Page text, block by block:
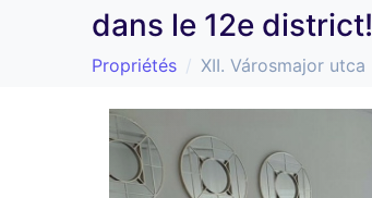
dans le 12e district!
Propriétés
XII. Városmajor utca